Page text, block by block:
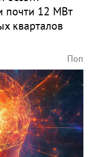
почти 12 МВт
кварталов
Поп